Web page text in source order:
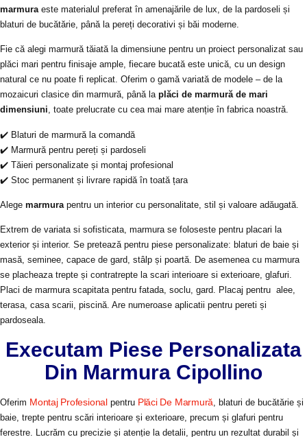
marmura este materialul preferat în amenajările de lux, de la pardoseli și
blaturi de bucătărie, până la pereți decorativi și băi moderne.
Fie că alegi marmură tăiată la dimensiune pentru un proiect personalizat sau
plăci mari pentru finisaje ample, fiecare bucată este unică, cu un design
natural ce nu poate fi replicat. Oferim o gamă variată de modele – de la
mozaicuri clasice din marmură, până la plăci de marmură de mari
dimensiuni, toate prelucrate cu cea mai mare atenție în fabrica noastră.
✔️ Blaturi de marmură la comandă
✔️ Marmură pentru pereți și pardoseli
✔️ Tăieri personalizate și montaj profesional
✔️ Stoc permanent și livrare rapidă în toată țara
Alege marmura pentru un interior cu personalitate, stil și valoare adăugată.
Extrem de variata si sofisticata, marmura se foloseste pentru placari la
exterior și interior. Se pretează pentru piese personalizate: blaturi de baie și
masă, seminee, capace de gard, stâlp și poartă. De asemenea cu marmura
se placheaza trepte și contratrepte la scari interioare si exterioare, glafuri.
Placi de marmura scapitata pentru fatada, soclu, gard. Placaj pentru alee,
terasa, casa scarii, piscină. Are numeroase aplicatii pentru pereti și
pardoseala.
Executam Piese Personalizata
Din Marmura Cipollino
Oferim Montaj Profesionalpentru Plăci De Marmură , blaturi de bucătărie și
baie, trepte pentru scări interioare și exterioare, precum și glafuri pentru
ferestre. Lucrăm cu precizie și atenție la detalii, pentru un rezultat durabil și